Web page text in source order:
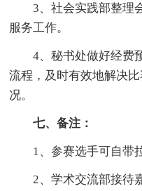
3、社会实践部整理会
服务工作。
4、秘书处做好经费预
流程，及时有效地解决
况。
七、备注：
1、参赛选手可自带拉
2、学术交流部接待嘉